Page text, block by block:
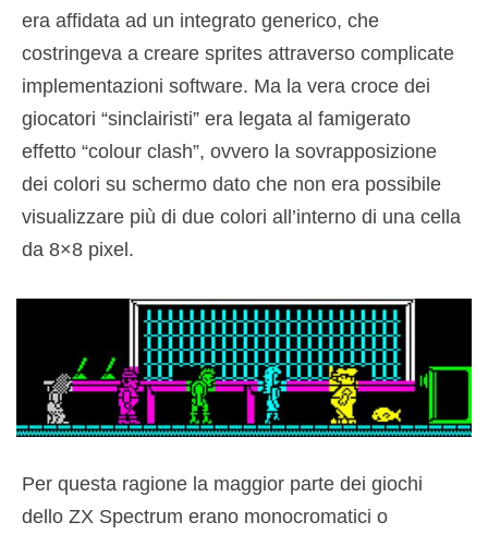
era affidata ad un integrato generico, che
costringeva a creare sprites attraverso complicate
implementazioni software. Ma la vera croce dei
giocatori “sinclairisti” era legata al famigerato
effetto “colour clash”, ovvero la sovrapposizione
dei colori su schermo dato che non era possibile
visualizzare più di due colori all’interno di una cella
da 8×8 pixel.
Per questa ragione la maggior parte dei giochi
dello ZX Spectrum erano monocromatici o